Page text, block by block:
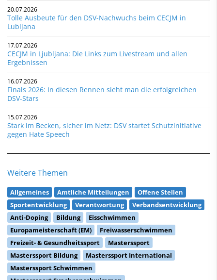
20.07.2026
Tolle Ausbeute für den DSV-Nachwuchs beim CECJM in
Lubljana
17.07.2026
CECJM in Ljubljana: Die Links zum Livestream und allen
Ergebnissen
16.07.2026
Finals 2026: In diesen Rennen sieht man die erfolgreichen
DSV-Stars
15.07.2026
Stark im Becken, sicher im Netz: DSV startet Schutzinitiative
gegen Hate Speech
Weitere Themen
Allgemeines Amtliche Mitteilungen
Offene Stellen
Sportentwicklung
Verantwortung
Verbandsentwicklung
Anti-Doping
Bildung
Eisschwimmen
Europameisterschaft (EM)
Freiwasserschwimmen
Freizeit- & Gesundheitssport
Masterssport
Masterssport Bildung
Masterssport International
Masterssport Schwimmen